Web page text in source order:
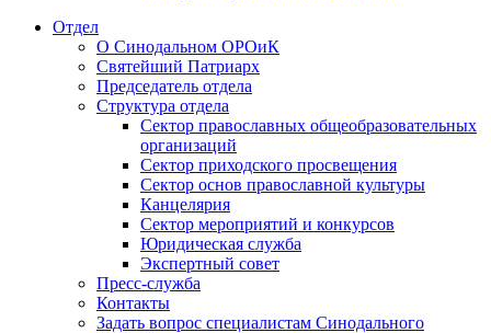
Отдел
О Синодальном ОРОиК
Святейший Патриарх
Председатель отдела
Структура отдела
Сектор православных общеобразовательных
организаций
Сектор приходского просвещения
Сектор основ православной культуры
Канцелярия
Сектор мероприятий и конкурсов
Юридическая служба
Экспертный совет
Пресс-служба
Контакты
Задать вопрос специалистам Синодального